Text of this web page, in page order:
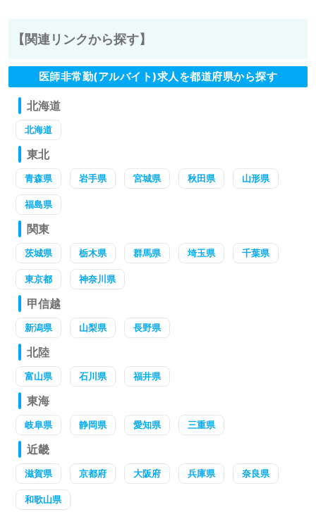
【関連リンクから探す】
医師非常勤(アルバイト)求人を都道府県から探す
北海道
北海道
東北
青森県 岩手県 宮城県 秋田県 山形県
福島県
関東
茨城県 栃木県 群馬県 埼玉県 千葉県
東京都 神奈川県
甲信越
新潟県 山梨県 長野県
北陸
富山県 石川県 福井県
東海
岐阜県 静岡県 愛知県 三重県
近畿
滋賀県 京都府 大阪府 兵庫県 奈良県
和歌山県